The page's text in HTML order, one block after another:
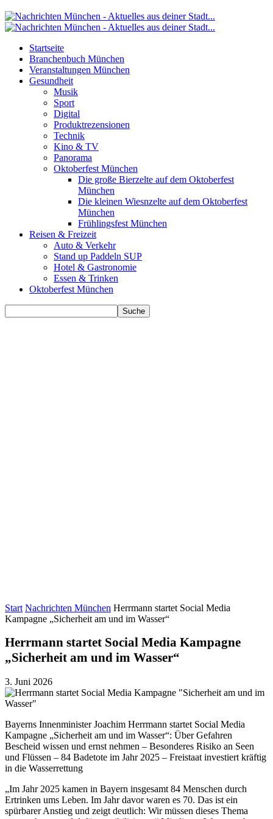
Startseite
Branchenbuch München
Veranstaltungen München
Gesundheit
Musik
Sport
Digital
Produktrezensionen
Technik
Kino & TV
Panorama
Oktoberfest München
Die große Bierzelte auf dem Oktoberfest
München
Die kleinen Wiesnzelte auf dem Oktoberfest
München
Frühlingsfest München
Reisen & Freizeit
Auto & Verkehr
Stand up Paddeln SUP
Hotel & Gastronomie
Essen & Trinken
Oktoberfest München
Start Nachrichten München Herrmann startet Social Media
Kampagne „Sicherheit am und im Wasser“
Herrmann startet Social Media Kampagne
„Sicherheit am und im Wasser“
3. Juni 2026
Bayerns Innenminister Joachim Herrmann startet Social Media
Kampagne „Sicherheit am und im Wasser“: Über Gefahren
Bescheid wissen und ernst nehmen – Besonderes Risiko an Seen
und Flüssen – 84 Badetote im Jahr 2025 – Freistaat investiert kräftig
in die Wasserrettung
„Im Jahr 2025 kamen in Bayern insgesamt 84 Menschen durch
Ertrinken ums Leben. Im Jahr davor waren es 70. Das ist ein
spürbarer Anstieg und zeigt deutlich: Wir müssen dieses Thema